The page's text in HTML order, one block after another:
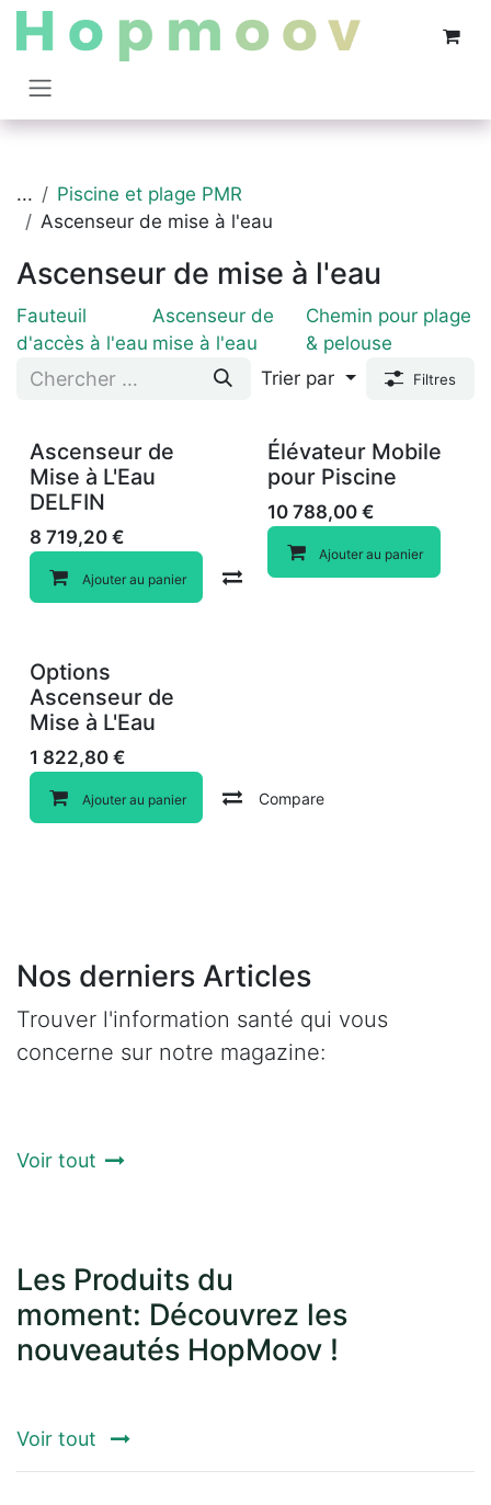
Se rendre au contenu
...
Piscine et plage PMR
Ascenseur de mise à l'eau
Ascenseur de mise à l'eau
Fauteuil
d'accès à l'eau
Ascenseur de
mise à l'eau
Chemin pour plage
& pelouse
Trier par
Filtres
Ascenseur de
Mise à L'Eau
DELFIN
8 719,20 €
Ajouter au panier Compare
Élévateur Mobile
pour Piscine
10 788,00€
Ajouter au panier
Options
Ascenseur de
Mise à L'Eau
1 822,80 €
Ajouter au panier Compare
Nos derniers Articles
Trouver l'information santé qui vous
concerne sur notre magazine:
Voir tout
Les Produits du
moment: Découvrez les
nouveautés HopMoov !
Voir tout